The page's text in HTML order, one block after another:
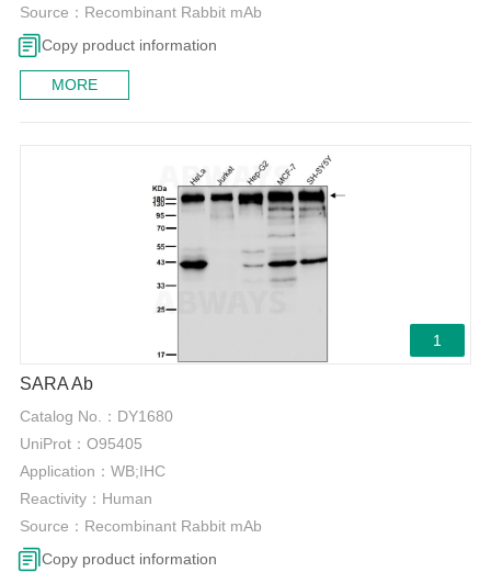
Source： Recombinant Rabbit mAb
Copy product information
MORE
1
SARA Ab
Catalog No.： DY1680
UniProt： O95405
Application： WB;IHC
Reactivity： Human
Source： Recombinant Rabbit mAb
Copy product information